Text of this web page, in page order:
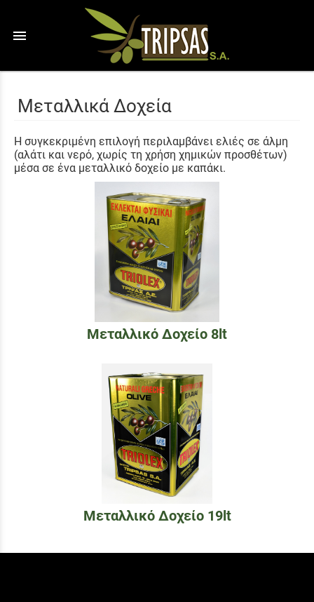
menu
Μεταλλικά Δοχεία
Η συγκεκριμένη επιλογή περιλαμβάνει ελιές σε άλμη
(αλάτι και νερό, χωρίς τη χρήση χημικών προσθέτων)
μέσα σε ένα μεταλλικό δοχείο με καπάκι.
Μεταλλικό Δοχείο 8lt
Μεταλλικό Δοχείο 19lt